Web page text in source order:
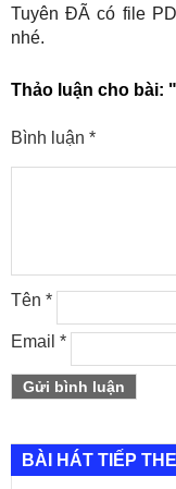
Tuyên ĐÃ có file
nhé.
Thảo luận cho bài:
Bình luận *
Tên *
Email *
BÀI HÁT TIẾP